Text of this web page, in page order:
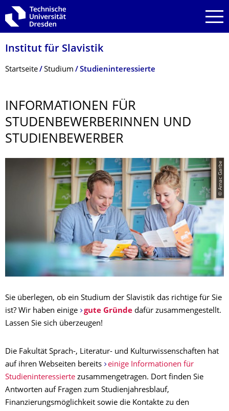
Zur Hauptnavigation springen
Zur Suche springen
Zum Inhalt springen
Institut für Slavistik
Breadcrumb-Menü
Startseite Studium Studieninteressierte
INFORMATIONEN FÜR
STUDENBEWERBE­RINNEN UND
STUDIENBEWERBER
© Amac Garbe
Sie überlegen, ob ein Studium der Slavistik das richtige für Sie
ist? Wir haben einige
gute Gründe dafür zusammengestellt.
Lassen Sie sich überzeugen!
Die Fakultät Sprach-, Literatur- und Kulturwissenschaften hat
auf ihren Webseiten bereits
einige Informationen für
Studieninteressierte zusammengetragen. Dort finden Sie
Antworten auf Fragen zum Studienjahresblauf,
Finanzierungsmöglichkeit sowie die Kontakte zu den